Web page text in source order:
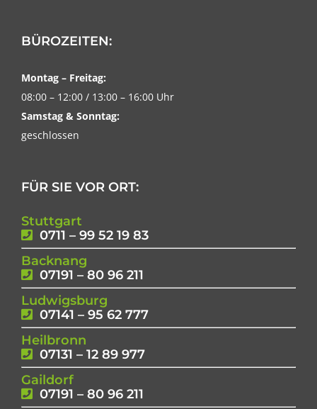
BÜROZEITEN:
Montag – Freitag:
08:00 – 12:00 / 13:00 – 16:00 Uhr
Samstag & Sonntag:
geschlossen
FÜR SIE VOR ORT:
Stuttgart
0711 – 99 52 19 83
Backnang
07191 – 80 96 211
Ludwigsburg
07141 – 95 62 777
Heilbronn
07131 – 12 89 977
Gaildorf
07191 – 80 96 211